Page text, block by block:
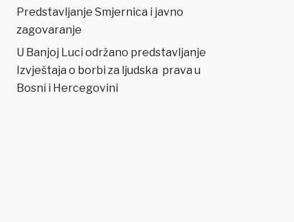
Predstavljanje Smjernica i javno
zagovaranje
U Banjoj Luci održano predstavljanje
Izvještaja o borbi za ljudska prava u
Bosni i Hercegovini